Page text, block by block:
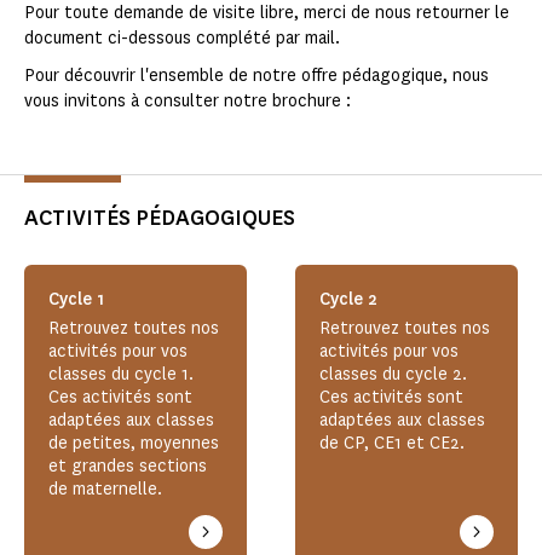
Pour toute demande de visite libre, merci de nous retourner le
document ci-dessous complété par mail.
Pour découvrir l'ensemble de notre offre pédagogique, nous
vous invitons à consulter notre brochure :
ACTIVITÉS PÉDAGOGIQUES
Cycle 1
Retrouvez toutes nos
activités pour vos
classes du cycle 1.
Ces activités sont
adaptées aux classes
de petites, moyennes
et grandes sections
de maternelle.
Cycle 2
Retrouvez toutes nos
activités pour vos
classes du cycle 2.
Ces activités sont
adaptées aux classes
de CP, CE1 et CE2.